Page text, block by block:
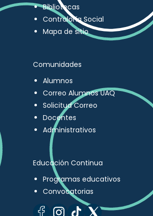
Bibliotecas
Contraloría Social
Mapa de sitio
Comunidades
Alumnos
Correo Alumnos UAQ
Solicitud Correo
Docentes
Administrativos
Educación Continua
Programas educativos
Convocatorias